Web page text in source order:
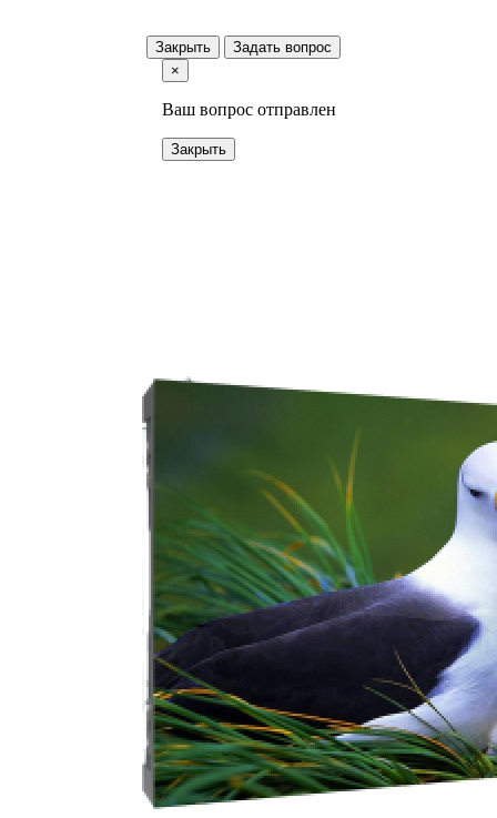
Закрыть
Задать вопрос
×
Ваш вопрос отправлен
Закрыть